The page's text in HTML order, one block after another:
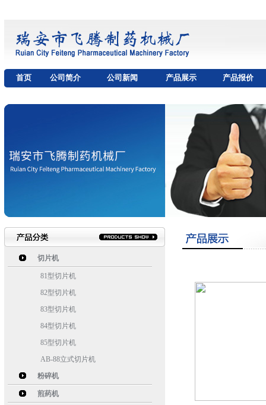
首页 公司简介 公司新闻 产品展示 产品报价
切片机
81型切片机
82型切片机
83型切片机
84型切片机
85型切片机
AB-88立式切片机
粉碎机
煎药机